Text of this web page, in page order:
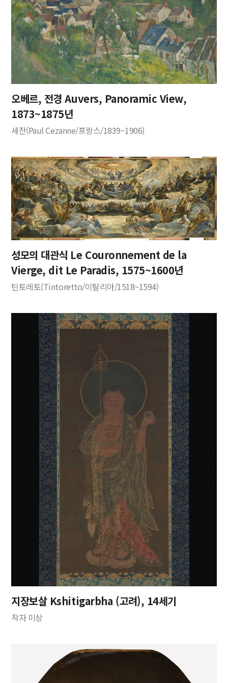
오베르, 전경 Auvers, Panoramic View,
1873~1875년
세잔(Paul Cezanne/프랑스/1839~1906)
성모의 대관식 Le Couronnement de la
Vierge, dit Le Paradis, 1575~1600년
틴토레토(Tintoretto/이탈리아/1518~1594)
지장보살 Kshitigarbha (고려), 14세기
작자 미상